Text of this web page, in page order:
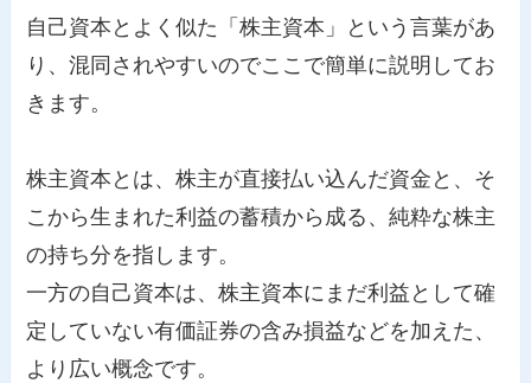
自己資本とよく似た「株主資本」という言葉があ
り、混同されやすいのでここで簡単に説明してお
きます。
株主資本とは、株主が直接払い込んだ資金と、そ
こから生まれた利益の蓄積から成る、純粋な株主
の持ち分を指します。
一方の自己資本は、株主資本にまだ利益として確
定していない有価証券の含み損益などを加えた、
より広い概念です。